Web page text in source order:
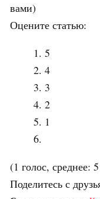
вами)
Оцените статью:
5
4
3
2
1
(1 голос, среднее:
Поделитесь с